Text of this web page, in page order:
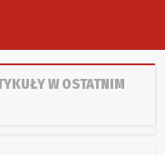
W OSTATNIM